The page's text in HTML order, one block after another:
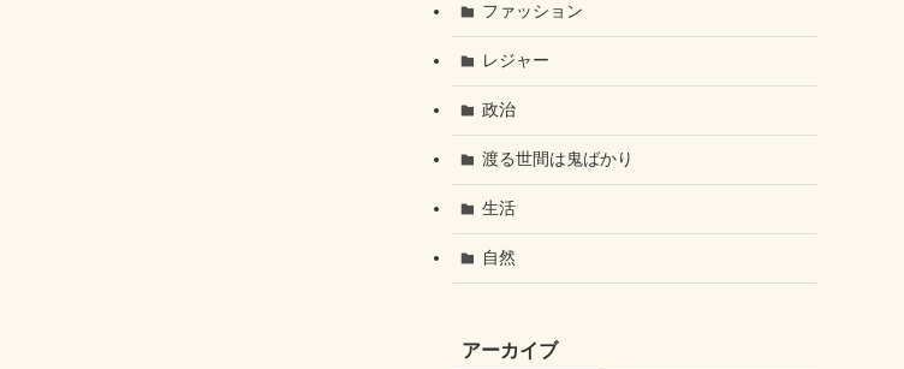
ファッション
レジャー
政治
渡る世間は鬼ばかり
生活
自然
アーカイブ